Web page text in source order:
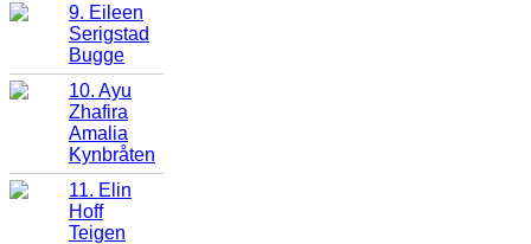
9. Eileen
Serigstad
Bugge
10. Ayu
Zhafira
Amalia
Kynbråten
11. Elin
Hoff
Teigen